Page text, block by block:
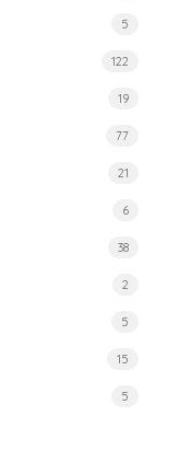
5
122
19
77
21
6
38
2
5
15
5